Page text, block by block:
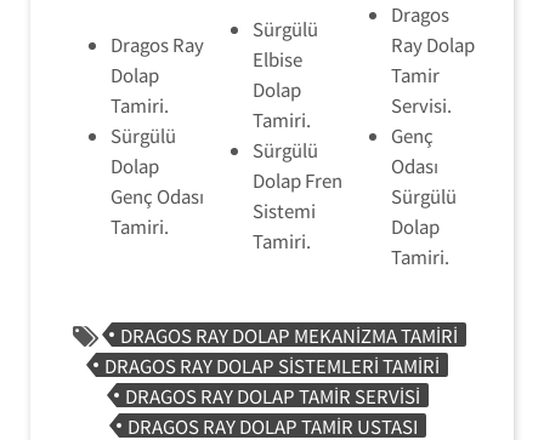
Dragos Ray
Dolap
Tamiri.
Sürgülü
Dolap
Genç Odası
Tamiri.
Sürgülü
Elbise
Dolap
Tamiri.
Sürgülü
Dolap Fren
Sistemi
Tamiri.
Dragos
Ray Dolap
Tamir
Servisi.
Genç
Odası
Sürgülü
Dolap
Tamiri.
DRAGOS RAY DOLAP MEKANIZMA TAMIRI
DRAGOS RAY DOLAP SISTEMLERI TAMIRI
DRAGOS RAY DOLAP TAMIR SERVISI
DRAGOS RAY DOLAP TAMIR USTASI